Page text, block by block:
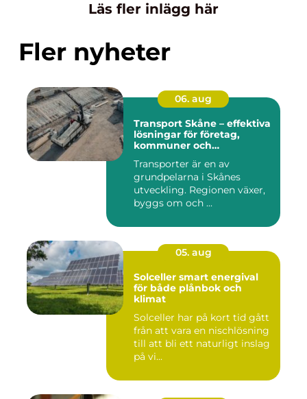
Läs fler inlägg här
Fler nyheter
06. aug
Transport Skåne – effektiva
lösningar för företag,
kommuner och
Transporter är en av
grundpelarna i Skånes
utveckling. Regionen växer,
byggs om och ...
05. aug
Solceller smart energival
för både plånbok och
klimat
Solceller har på kort tid gått
från att vara en nischlösning
till att bli ett naturligt inslag
på vi...